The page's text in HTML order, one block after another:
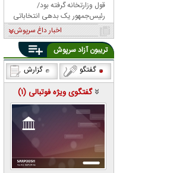
قول وزارتخانه گرفته بود/
رئیس‌جمهور یک بدهی انتخاباتی
داشت، باشگاه را به او داد!
اخبار داغ سرپوش
تریبون آزاد سرپوش
گفتگو
گزارش
گفتگوی ویژه فوتبالی (۱)